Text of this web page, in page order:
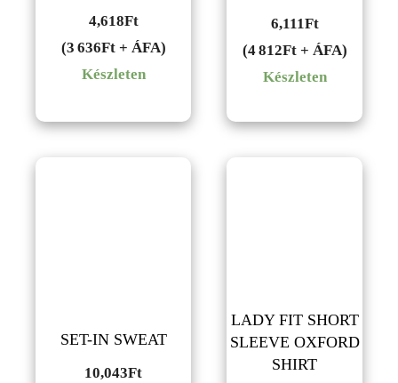
4,618Ft
(3 636Ft + ÁFA)
Készleten
6,111Ft
(4 812Ft + ÁFA)
Készleten
SET-IN SWEAT
10,043Ft
LADY FIT SHORT
SLEEVE OXFORD
SHIRT